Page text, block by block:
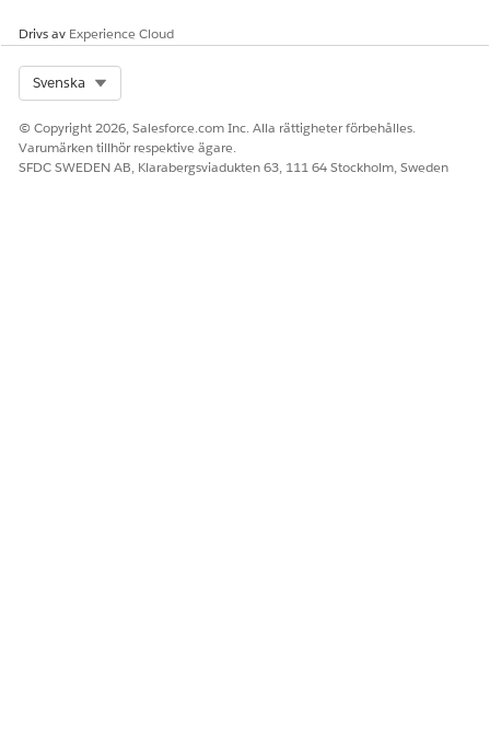
Drivs av Experience Cloud
Svenska
© Copyright 2026, Salesforce.com Inc. Alla rättigheter förbehålles.
Varumärken tillhör respektive ägare.
SFDC SWEDEN AB, Klarabergsviadukten 63, 111 64 Stockholm, Sweden